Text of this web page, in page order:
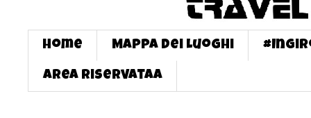
Home Mappa dei Luoghi
Area Riservataa